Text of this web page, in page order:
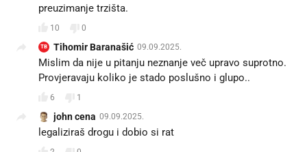
preuzimanje trzišta.
10 0
TB Tihomir Baranašić 09.09.2025.
Mislim da nije u pitanju neznanje več upravo suprotno.
Provjeravaju koliko je stado poslušno i glupo..
6 1
john cena 09.09.2025.
legaliziraš drogu i dobio si rat